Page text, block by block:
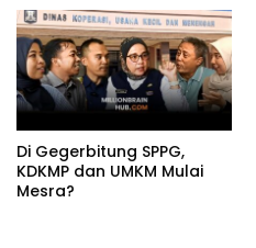
Di Gegerbitung SPPG,
KDKMP dan UMKM Mulai
Mesra?